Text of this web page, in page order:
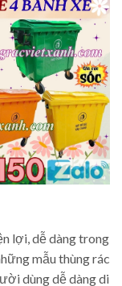
lợi, dễ dàng trong
mẫu thùng rác
dùng dễ dàng di